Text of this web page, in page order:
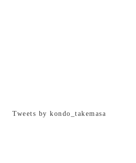
Tweets by kondo_takemasa